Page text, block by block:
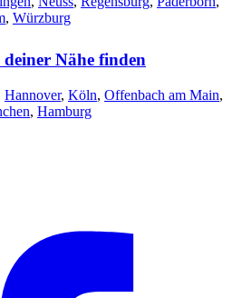
, Würzburg
Nähe finden
Hannover, Köln, Offenbach am Main,
, Hamburg